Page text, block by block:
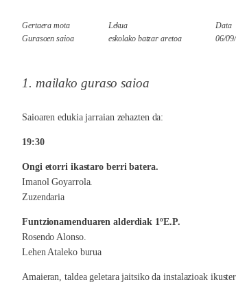
Gertaera mota
Gurasoen saioa
Lekua
eskolako batzar aretoa
Data
06/
1. mailako guraso saioa
Saioaren edukia jarraian zehazten da:
19:30
Ongi etorri ikastaro berri batera.
Imanol Goyarrola.
Zuzendaria
Funtzionamenduaren alderdiak 1ºE.P.
Rosendo Alonso.
Lehen Ataleko burua
Amaieran, taldea geletara jaitsiko da instalazioak